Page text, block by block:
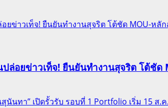
ยข่าวเท็จ! ยืนยันทำงานสุจริต โต้ชัด MOU-ห
ปล่อยข่าวเท็จ! ยืนยันทำงานสุจริต โต้ชั
นันทา” เปิดรั้วรับ รอบที่ 1 Portfolio เริ่ม 15 ส.